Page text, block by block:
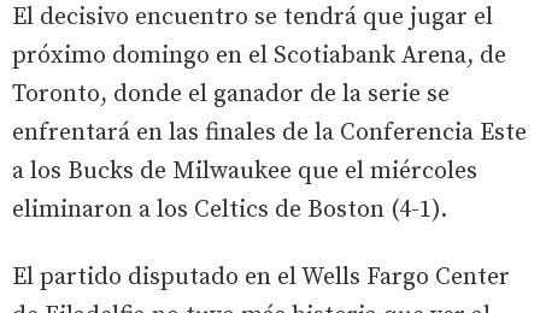
El decisivo encuentro se tendrá que jugar el
próximo domingo en el Scotiabank Arena, de
Toronto, donde el ganador de la serie se
enfrentará en las finales de la Conferencia Este
a los Bucks de Milwaukee que el miércoles
eliminaron a los Celtics de Boston (4-1).
El partido disputado en el Wells Fargo Center